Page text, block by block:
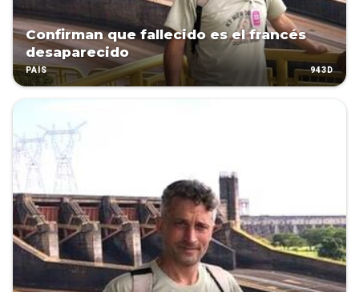
Confirman que fallecido es el francés
desaparecido
PAÍS 943D